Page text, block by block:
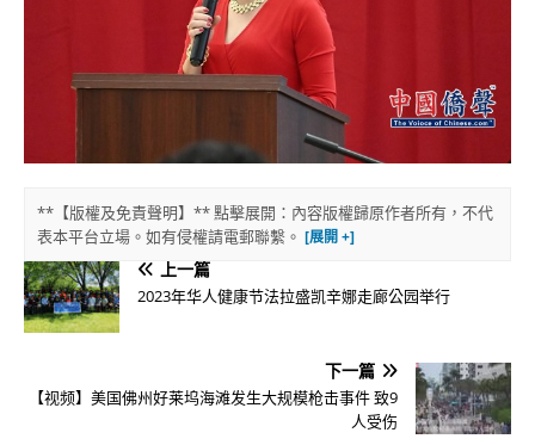
**【版權及免責聲明】** 點擊展開：內容版權歸原作者所有，不代
表本平台立場。如有侵權請電郵聯繫。
上一篇
2023年华人健康节法拉盛凯辛娜走廊公园举行
下一篇
【视频】美国佛州好莱坞海滩发生大规模枪击事件 致9
人受伤